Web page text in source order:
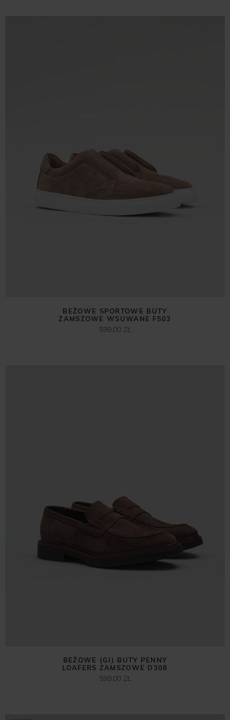
BEŻOWE SPORTOWE BUTY
ZAMSZOWE WSUWANE F503
599,00 ZŁ
BEŻOWE (GI) BUTY PENNY
LOAFERS ZAMSZOWE D308
599,00 ZŁ